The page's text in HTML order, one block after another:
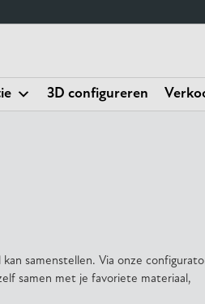
3D configureren
samenstellen. Via onze
samen met je favoriete materiaal,